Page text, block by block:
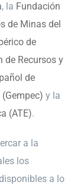
, la Fundación
de Minas del
de
de Recursos y
de
y la
(ATE).
a la
los
a lo